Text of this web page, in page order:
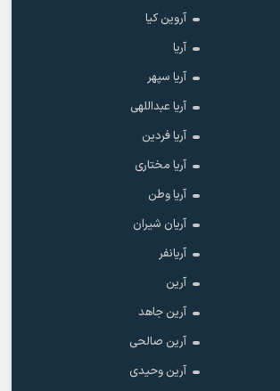
آروین کیا
آریا
آریا سپهر
آریا عبداللهی
آریا فردین
آریا مختاری
آریا وطن
آریان شیران
آریانفر
آرین
آرین جاهد
آرین صالحی
آرین وحیدی